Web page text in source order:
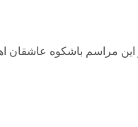
مراسم باشکوه عاشقان